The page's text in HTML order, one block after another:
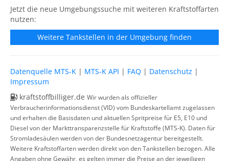
Jetzt die neue Umgebungssuche mit weiteren Kraftstoffarten
nutzen:
Weitere Tankstellen in der Umgebung finden
Datenquelle MTS-K | MTS-K API | FAQ | Datenschutz |
Impressum
kraftstoffbilliger.de Wir wurden als offizieller
Verbraucherinformationsdienst (VID) vom Bundeskartellamt zugelassen
und erhalten die Basisdaten und aktuellen Spritpreise für E5, E10 und
Diesel von der Markttransparenzstelle für Kraftstoffe (MTS-K). Daten für
Stromladesäulen werden von der Bundesnetzagentur bereitgestellt.
Weitere Kraftstoffarten werden direkt von den Tankstellen bezogen. Alle
Angaben ohne Gewähr, es gelten immer die Preise an der jeweiligen